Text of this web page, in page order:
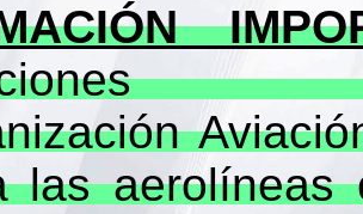
las aerolíneas